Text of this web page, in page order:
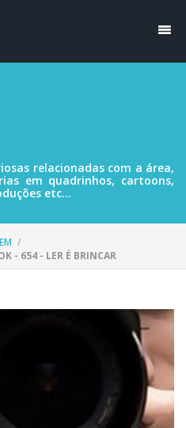
relacionadas com a área,
em quadrinhos, cartoons,
etc...
- 654 - LER É BRINCAR